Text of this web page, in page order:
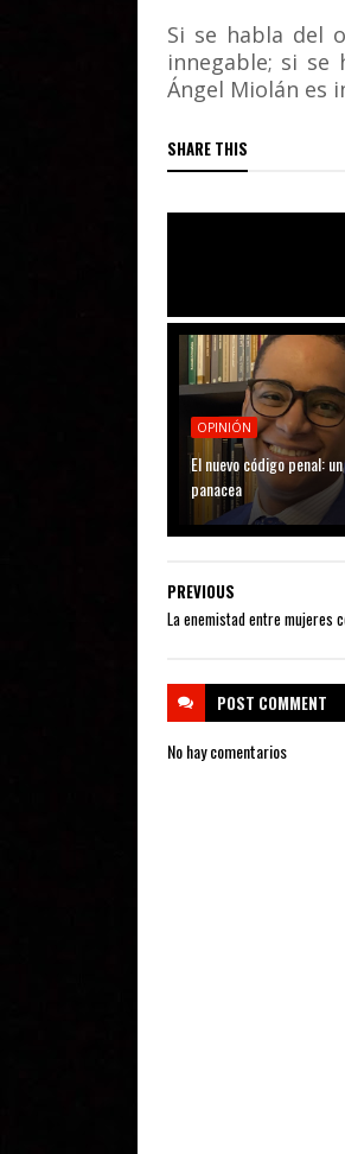
Si se habla del
innegable; si se
Ángel Miolán es
SHARE THIS
OPINIÓN
El nuevo código penal:
panacea
PREVIOUS
La enemistad entre mujeres
POST COMMENT
No hay comentarios